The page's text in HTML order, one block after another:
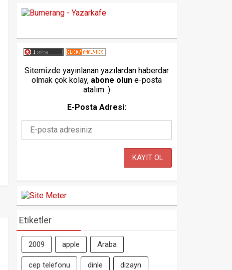
Sitemizde yayınlanan yazılardan haberdar
olmak çok kolay, abone olun e-posta
atalım :)
E-Posta Adresi:
Etiketler
2009 apple Araba
cep telefonu dinle dizayn